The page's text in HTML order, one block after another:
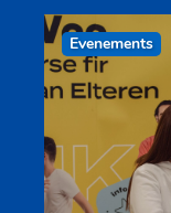
Evenements